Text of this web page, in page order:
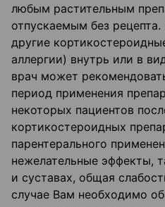
любым растительным
отпускаемым без
другие
аллергии) внутрь или в
врач может
период применения
некоторых пациентов
кортикостероидных
парентерального
нежелательные эффекты,
и суставах, общая
случае Вам необходимо